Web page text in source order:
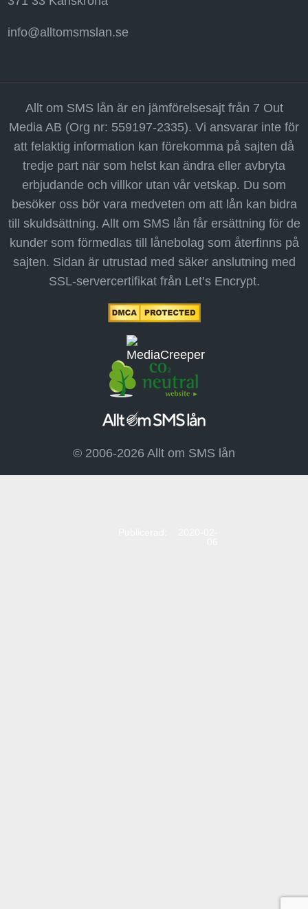
info@alltomsmslan.se
Allt om SMS lån är en jämförelsesajt från 7 Out
Media AB (Org nr: 559197-2335). Vi ansvarar inte för
att felaktig information kan förekomma på sajten då
tredje part när som helst kan ändra eller avbryta
erbjudande och villkor utan vår vetskap. Du som
besöker oss bör vara medveten om att lån kan bidra
till skuldsättning. Allt om SMS lån får ersättning för de
kunder som förmedlas till lånebolag som återfinns på
sajten. Sidan är utrustad med säker anslutning med
SSL-servercertifikat från Let’s Encrypt.
© 2006-2026 Allt om SMS lån